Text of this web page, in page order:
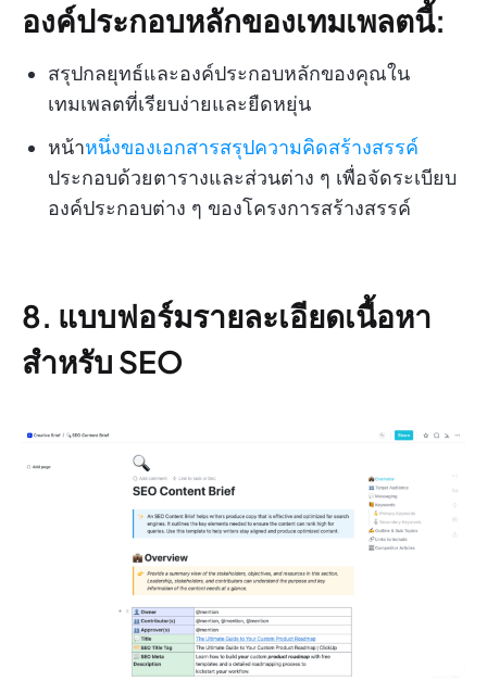
องค์ประกอบหลักของเทมเพลตนี้:
สรุปกลยุทธ์และองค์ประกอบหลักของคุณใน
เทมเพลตที่เรียบง่ายและยืดหยุ่น
หน้าหนึ่งของเอกสารสรุปความคิดสร้างสรรค์
ประกอบด้วยตารางและส่วนต่าง ๆ เพื่อจัดระเบียบ
องค์ประกอบต่าง ๆ ของโครงการสร้างสรรค์
8. แบบฟอร์มรายละเอียดเนื้อหา
สำหรับ SEO